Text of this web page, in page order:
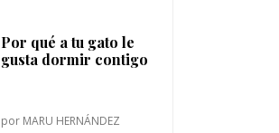
Por qué a tu gato le
gusta dormir contigo
por MARU HERNÁNDEZ